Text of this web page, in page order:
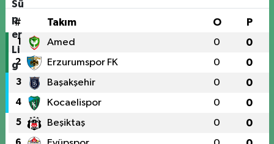
# Takım O P
1 Amed 0 0
2 Erzurumspor FK 0 0
3 Başakşehir 0 0
4 Kocaelispor 0 0
5 Beşiktaş 0 0